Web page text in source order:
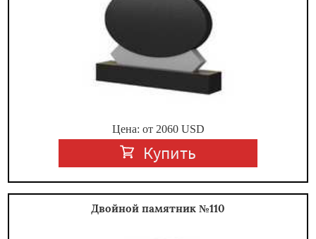
Цена: от 2060USD
Купить
Двойной памятник №110